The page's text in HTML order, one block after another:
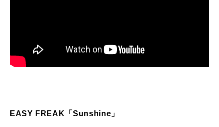
EASY FREAK 「Sunshine 」